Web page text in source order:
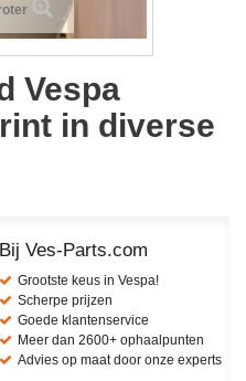
Vespa
in diverse
Bij Ves-Parts.com
Grootste keus in Vespa!
Scherpe prijzen
Goede klantenservice
Meer dan 2600+ ophaalpunten
Advies op maat door onze experts